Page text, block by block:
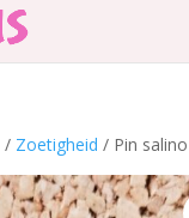
/ Zoetigheid / Pin